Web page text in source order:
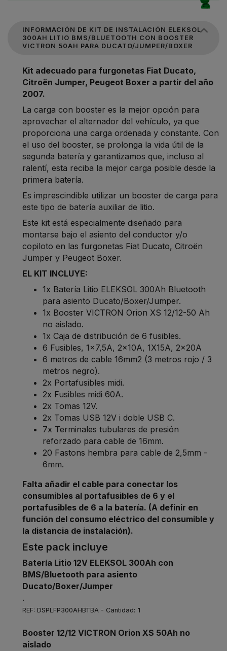
INFORMACIÓN DE KIT DE INSTALACIÓN ELEKSOL
300AH LITIO BMS/BLUETOOTH CON BOOSTER
VICTRON 50AH PARA DUCATO/JUMPER/BOXER
Kit adecuado para furgonetas Fiat Ducato,
Citroën Jumper, Peugeot Boxer a partir del año
2007.
La carga con booster es la mejor opción para
aprovechar el alternador del vehículo, ya que
proporciona una carga ordenada y constante. Con
el uso del booster, se prolonga la vida útil de la
segunda batería y garantizamos que, incluso al
ralentí, esta reciba la mejor carga posible desde la
primera batería.
Es imprescindible utilizar un booster de carga para
este tipo de batería auxiliar de litio.
Este kit está especialmente diseñado para
montarse bajo el asiento del conductor y/o
copiloto en las furgonetas Fiat Ducato, Citroën
Jumper y Peugeot Boxer.
EL KIT INCLUYE:
1x Batería Litio ELEKSOL 300Ah Bluetooth
para asiento Ducato/Boxer/Jumper.
1x Booster VICTRON Orion XS 12/12-50 Ah
no aislado.
1x Caja de distribución de 6 fusibles.
6 Fusibles, 1x7,5A, 2x10A, 1X15A, 2x20A
6 metros de cable 16mm2 (3 metros rojo / 3
metros negro).
2x Portafusibles midi.
2x Fusibles midi 60A.
2x Tomas 12V.
2x Tomas USB 12V i doble USB C.
7x Terminales tubulares de presión
reforzado para cable de 16mm.
20 Fastons hembra para cable de 2,5mm -
6mm.
Falta añadir el cable para conectar los
consumibles al portafusibles de 6 y el
portafusibles de 6 a la batería. (A definir en
función del consumo eléctrico del consumible y
la distancia de instalación).
Este pack incluye
Batería Litio 12V ELEKSOL 300Ah con
BMS/Bluetooth para asiento
Ducato/Boxer/Jumper
.
REF: DSPLFP300AHBTBA - Cantidad: 1
Booster 12/12 VICTRON Orion XS 50Ah no
aislado